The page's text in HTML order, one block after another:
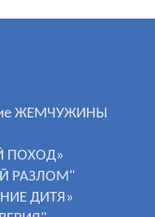
ЖЕМЧУЖИНЫ
ПОХОД»
РАЗЛОМ"
ДИТЯ»